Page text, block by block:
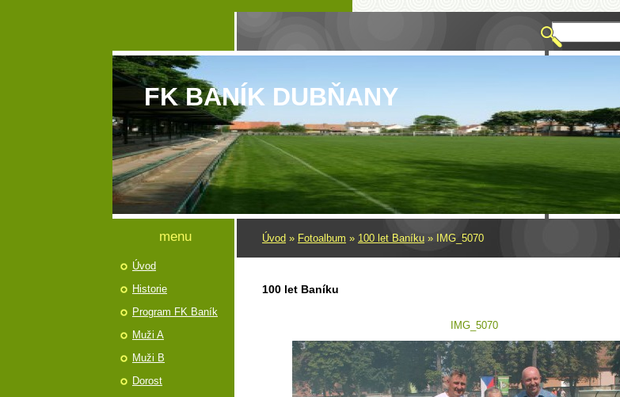
FK BANÍK DUBŇANY
Úvod » Fotoalbum » 100 let Baníku » IMG_5070
100 let Baníku
IMG_5070
menu
Úvod
Historie
Program FK Baník
Muži A
Muži B
Dorost